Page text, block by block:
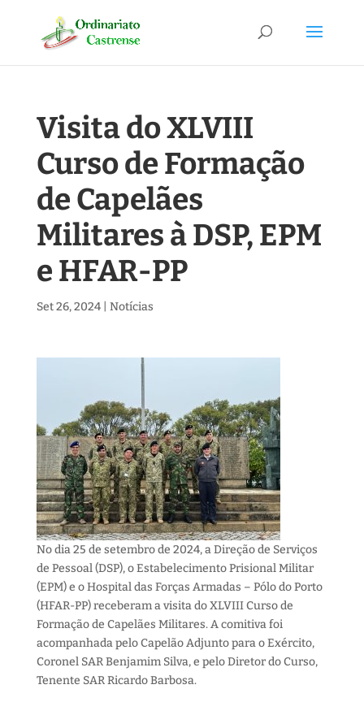
Visita do XLVIII
Curso de Formação
de Capelães
Militares à DSP, EPM
e HFAR-PP
Set 26, 2024| Notícias
No dia 25 de setembro de 2024, a Direção de Serviços
de Pessoal (DSP), o Estabelecimento Prisional Militar
(EPM) e o Hospital das Forças Armadas – Pólo do Porto
(HFAR-PP) receberam a visita do XLVIII Curso de
Formação de Capelães Militares.A comitiva foi
acompanhada pelo Capelão Adjunto para o Exército,
Coronel SAR Benjamim Silva, e pelo Diretor do Curso,
Tenente SAR Ricardo Barbosa.